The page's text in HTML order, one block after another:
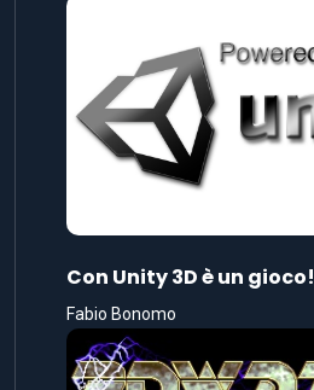
Con Unity 3D è un gioco!
Fabio Bonomo